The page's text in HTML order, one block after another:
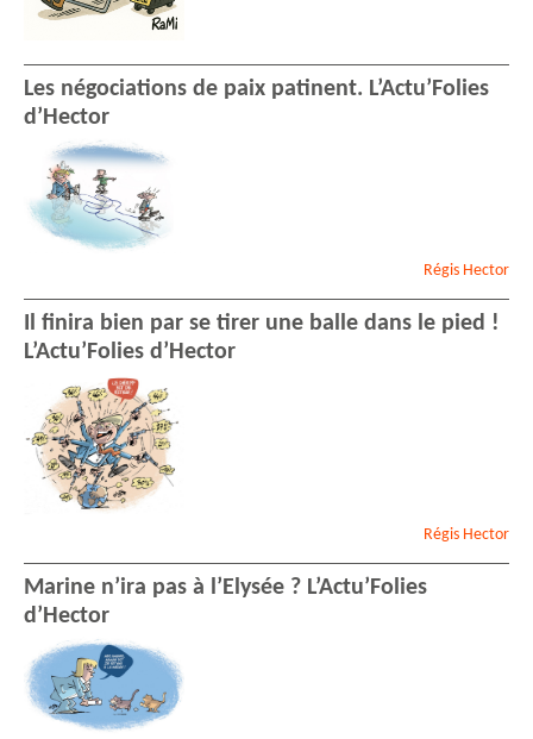
Les négociations de paix patinent. L’Actu’Folies
d’Hector
Régis Hector
Il finira bien par se tirer une balle dans le pied !
L’Actu’Folies d’Hector
Régis Hector
Marine n’ira pas à l’Elysée ? L’Actu’Folies
d’Hector